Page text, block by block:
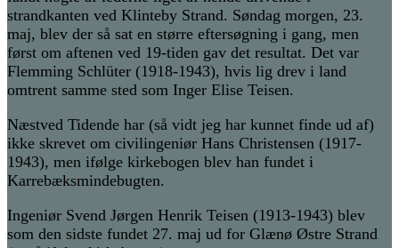
strandkanten ved Klinteby Strand. Søndag morgen, 23.
maj, blev der så sat en større eftersøgning i gang, men
først om aftenen ved 19-tiden gav det resultat. Det var
Flemming Schlüter (1918-1943), hvis lig drev i land
omtrent samme sted som Inger Elise Teisen.
Næstved Tidende har (så vidt jeg har kunnet finde ud af)
ikke skrevet om civilingeniør Hans Christensen (1917-
1943), men ifølge kirkebogen blev han fundet i
Karrebæksmindebugten.
Ingeniør Svend Jørgen Henrik Teisen (1913-1943) blev
som den sidste fundet 27. maj ud for Glænø Østre Strand